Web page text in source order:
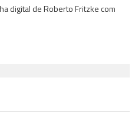
digital de Roberto Fritzke com